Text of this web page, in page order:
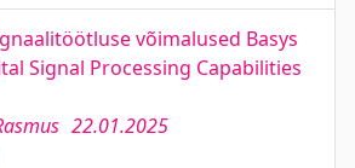
võimalused Basys
Signal Processing Capabilities
22.01.2025